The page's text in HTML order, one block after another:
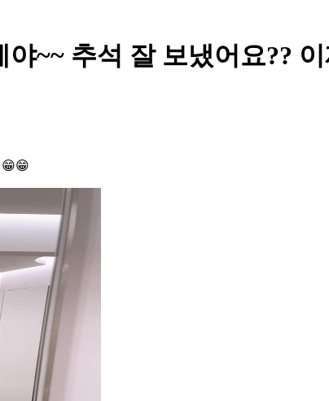
~~ 추석 잘 보냈어요??
😁😁